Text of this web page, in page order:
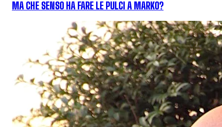
MA CHE SENSO HA FARE LE PULCI A MARKO?